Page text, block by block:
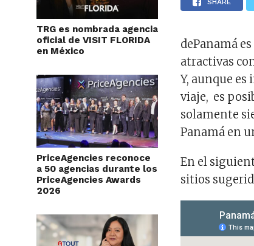
TRG es nombrada agencia
oficial de VISIT FLORIDA
en México
PriceAgencies reconoce
a 50 agencias durante los
PriceAgencies Awards
2026
SHARE
dePanamá
atractivas
Y, aunque
viaje, es
solamente
Panamá en
En el
sitios